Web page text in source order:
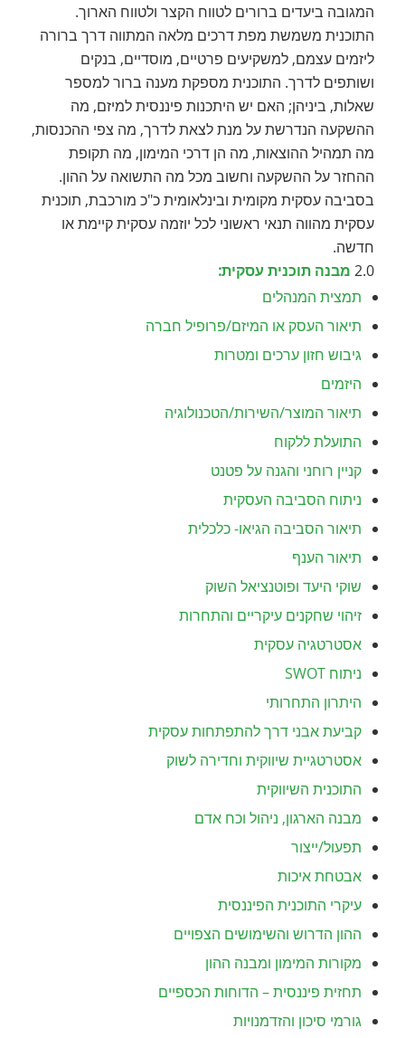
המגובה ביעדים ברורים לטווח הקצר ולטווח הארוך.
התוכנית משמשת מפת דרכים מלאה המתווה דרך ברורה
ליזמים עצמם, למשקיעים פרטיים, מוסדיים, בנקים
ושותפים לדרך. התוכנית מספקת מענה ברור למספר
שאלות, ביניהן; האם יש היתכנות פיננסית למיזם, מה
ההשקעה הנדרשת על מנת לצאת לדרך, מה צפי ההכנסות,
מה תמהיל ההוצאות, מה הן דרכי המימון, מה תקופת
ההחזר על ההשקעה וחשוב מכל מה התשואה על ההון.
בסביבה עסקית מקומית ובינלאומית כ"כ מורכבת, תוכנית
עסקית מהווה תנאי ראשוני לכל יוזמה עסקית קיימת או
חדשה.
2.0 מבנה תוכנית עסקית:
תמצית המנהלים
תיאור העסק או המיזם/פרופיל חברה
גיבוש חזון ערכים ומטרות
היזמים
תיאור המוצר/השירות/הטכנולוגיה
התועלת ללקוח
קניין רוחני והגנה על פטנט
ניתוח הסביבה העסקית
תיאור הסביבה הגיאו- כלכלית
תיאור הענף
שוקי היעד ופוטנציאל השוק
זיהוי שחקנים עיקריים והתחרות
אסטרטגיה עסקית
ניתוח SWOT
היתרון התחרותי
קביעת אבני דרך להתפתחות עסקית
אסטרטגיית שיווקית וחדירה לשוק
התוכנית השיווקית
מבנה הארגון, ניהול וכח אדם
תפעול/ייצור
אבטחת איכות
עיקרי התוכנית הפיננסית
ההון הדרוש והשימושים הצפויים
מקורות המימון ומבנה ההון
תחזית פיננסית – הדוחות הכספיים
גורמי סיכון והזדמנויות